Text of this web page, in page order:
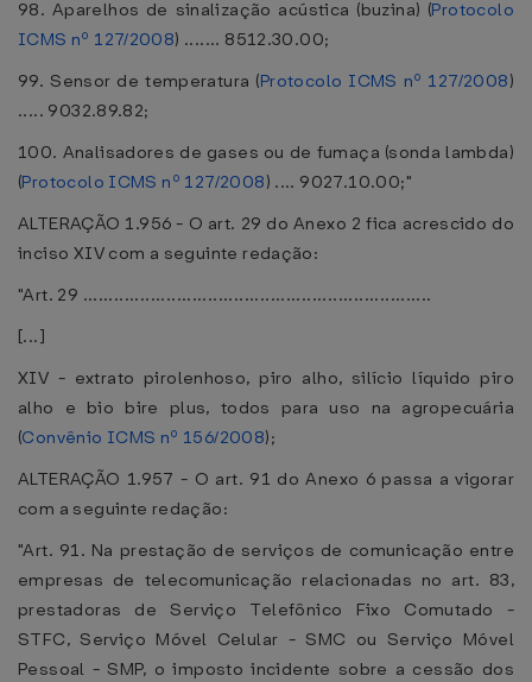
98. Aparelhos de sinalização acústica (buzina) (Protocolo
ICMS nº 127/2008) ....... 8512.30.00;
99. Sensor de temperatura (Protocolo ICMS nº 127/2008)
..... 9032.89.82;
100. Analisadores de gases ou de fumaça (sonda lambda)
(Protocolo ICMS nº 127/2008) .... 9027.10.00;"
ALTERAÇÃO 1.956 - O art. 29 do Anexo 2 fica acrescido do
inciso XIV com a seguinte redação:
"Art. 29 ...................................................................
[...]
XIV - extrato pirolenhoso, piro alho, silício líquido piro
alho e bio bire plus, todos para uso na agropecuária
(Convênio ICMS nº 156/2008);
ALTERAÇÃO 1.957 - O art. 91 do Anexo 6 passa a vigorar
com a seguinte redação:
"Art. 91. Na prestação de serviços de comunicação entre
empresas de telecomunicação relacionadas no art. 83,
prestadoras de Serviço Telefônico Fixo Comutado -
STFC, Serviço Móvel Celular - SMC ou Serviço Móvel
Pessoal - SMP, o imposto incidente sobre a cessão dos